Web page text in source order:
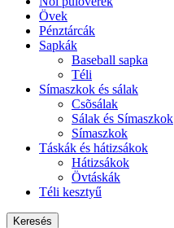
Övek
Pénztárcák
Sapkák
Baseball sapka
Téli
Símaszkok és sálak
Csõsálak
Sálak és Símaszkok
Símaszkok
Táskák és hátizsákok
Hátizsákok
Övtáskák
Téli kesztyű
Keresés